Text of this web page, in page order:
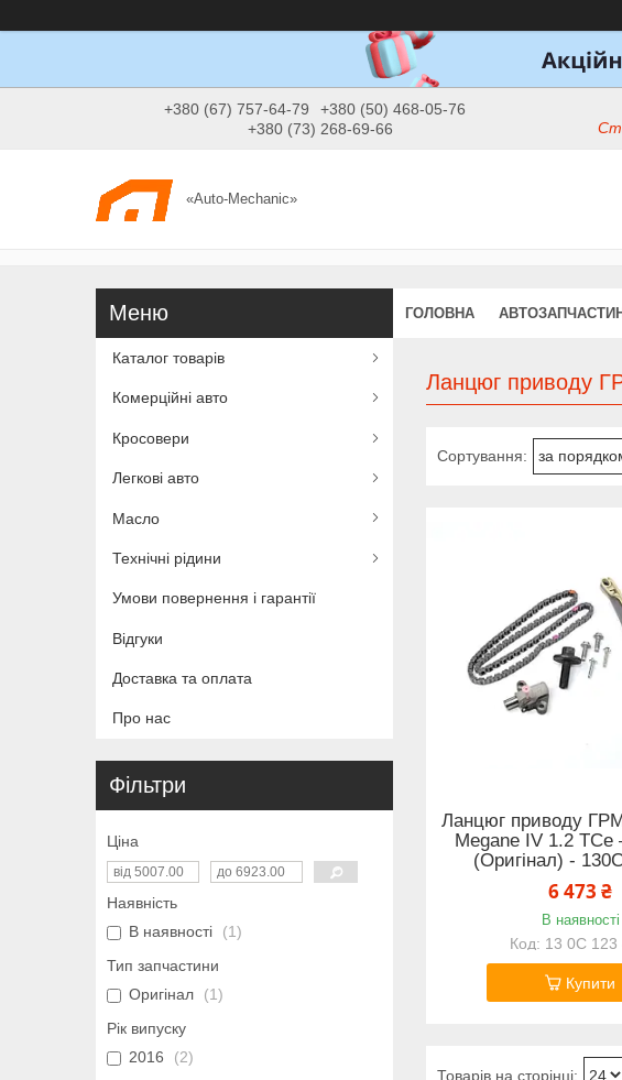
+380 (67) 757-64-79
+380 (50) 468-05-76
+380 (73) 268-69-66
«Auto-Mechanic»
ГОЛОВНА
Ланцюг приводу
Ланцюг приводу
Megane IV 1.2
(Оригінал) -
6 473 ₴
В наявності
13 0C 123
Купити
Каталог товарів
Комерційні авто
Кросовери
Легкові авто
Масло
Технічні рідини
Умови повернення і гарантії
Відгуки
Доставка та оплата
Про нас
Фільтри
Ціна
Наявність
В наявності
1
Тип запчастини
Оригінал
1
Рік випуску
2016
2